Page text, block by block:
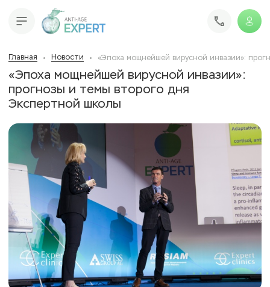
Главная Новости «Эпоха мощнейшей вирусной инвазии»:
«Эпоха мощнейшей вирусной инвазии»:
прогнозы и темы второго дня
Экспертной школы